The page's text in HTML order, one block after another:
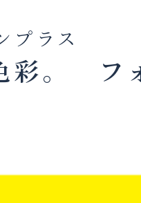
プラス
彩。 フ